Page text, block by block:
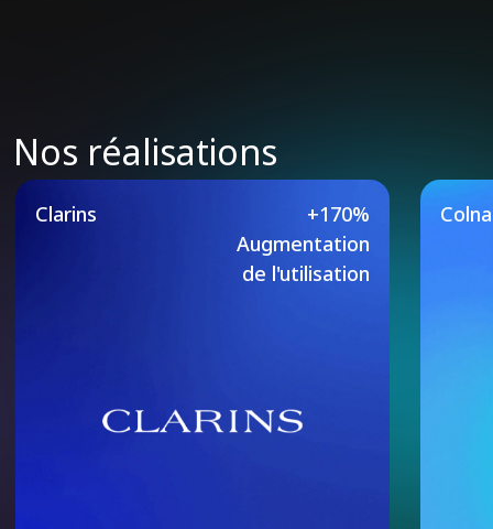
Nos réalisations
Our Featured Case Studies
Clarins
+170%
Augmentation
de l'utilisation